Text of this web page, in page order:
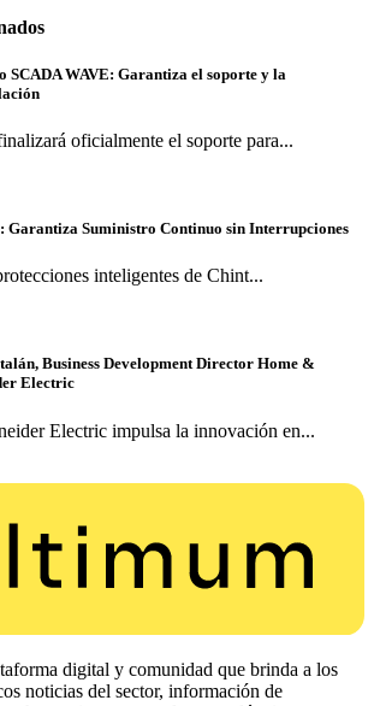
SCADA WAVE: Garantiza el soporte y la
oficialmente el soporte para...
Garantiza Suministro Continuo sin Interrupciones
inteligentes de Chint...
Business Development Director Home &
Electric
Electric impulsa la innovación en...
digital y comunidad que brinda a los
noticias del sector, información de